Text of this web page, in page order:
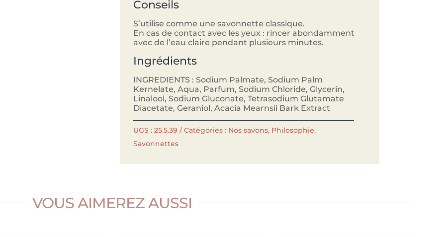
Conseils
S’utilise comme une savonnette classique.
En cas de contact avec les yeux : rincer abondamment
avec de l’eau claire pendant plusieurs minutes.
Ingrédients
INGREDIENTS : Sodium Palmate, Sodium Palm
Kernelate, Aqua, Parfum, Sodium Chloride, Glycerin,
Linalool, Sodium Gluconate, Tetrasodium Glutamate
Diacetate, Geraniol, Acacia Mearnsii Bark Extract
UGS : 25.5.39 Catégories : Nos savons, Philosophie,
Savonnettes
VOUS AIMEREZ AUSSI